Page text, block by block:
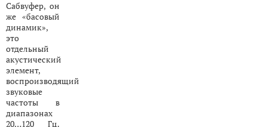
Сабвуфер, он
же «басовый
динамик»,
это
отдельный
акустический
элемент,
воспроизводящий
звуковые
частоты в
диапазонах
20…120 Гц.